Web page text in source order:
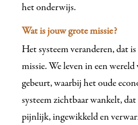
het onderwijs.
Wat is jouw grote missie?
Het systeem veranderen, dat
missie. We leven in een
gebeurt, waarbij het oude
systeem zichtbaar wankelt,
pijnlijk, ingewikkeld en